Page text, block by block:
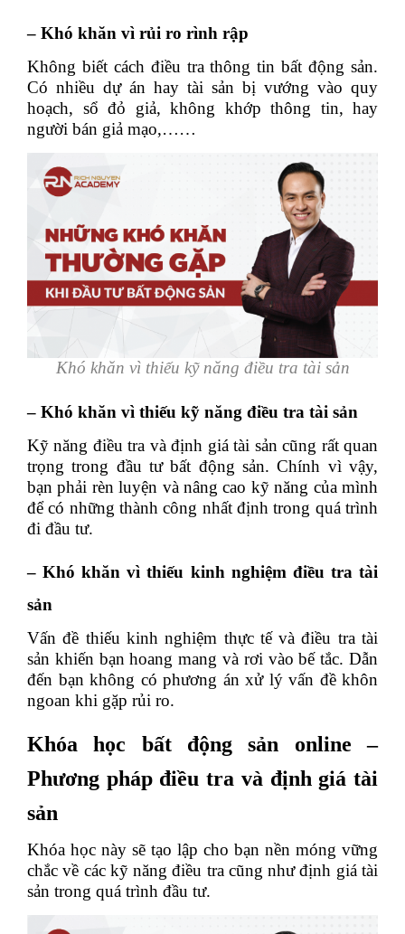
– Khó khăn vì rủi ro rình rập
Không biết cách điều tra thông tin bất động sản.
Có nhiều dự án hay tài sản bị vướng vào quy
hoạch, sổ đỏ giả, không khớp thông tin, hay
người bán giả mạo,……
Khó khăn vì thiếu kỹ năng điều tra tài sản
– Khó khăn vì thiếu kỹ năng điều tra tài sản
Kỹ năng điều tra và định giá tài sản cũng rất quan
trọng trong đầu tư bất động sản. Chính vì vậy,
bạn phải rèn luyện và nâng cao kỹ năng của mình
để có những thành công nhất định trong quá trình
đi đầu tư.
– Khó khăn vì thiếu kinh nghiệm điều tra tài
sản
Vấn đề thiếu kinh nghiệm thực tế và điều tra tài
sản khiến bạn hoang mang và rơi vào bế tắc. Dẫn
đến bạn không có phương án xử lý vấn đề khôn
ngoan khi gặp rủi ro.
Khóa học bất động sản online –
Phương pháp điều tra và định giá tài
sản
Khóa học này sẽ tạo lập cho bạn nền móng vững
chắc về các kỹ năng điều tra cũng như định giá tài
sản trong quá trình đầu tư.